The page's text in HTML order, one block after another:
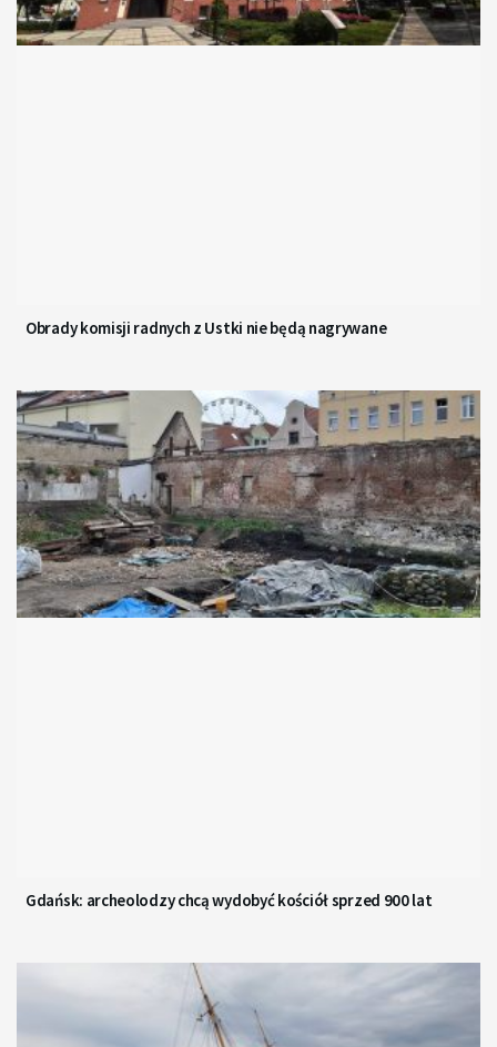
Obrady komisji radnych z Ustki nie będą nagrywane
Gdańsk: archeolodzy chcą wydobyć kościół sprzed 900 lat